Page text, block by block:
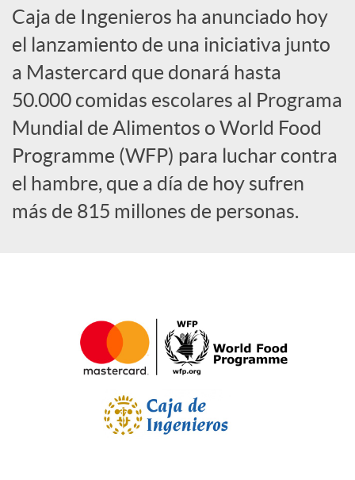
c
i
a
l
Caja de Ingenieros ha anunciado hoy
el lanzamiento de una iniciativa junto
a Mastercard que donará hasta
50.000 comidas escolares al Programa
Mundial de Alimentos o World Food
Programme (WFP) para luchar contra
el hambre, que a día de hoy sufren
más de 815 millones de personas.